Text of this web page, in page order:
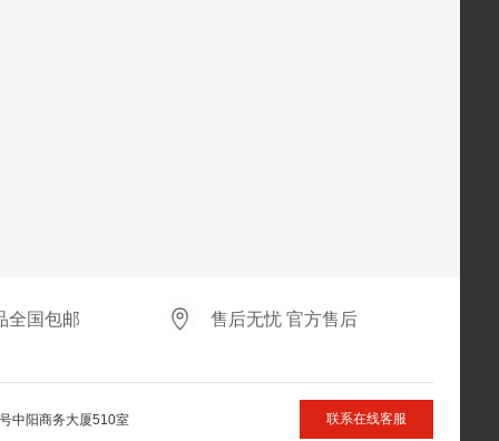
全国包邮 售后无忧 官方售后
中阳商务大厦510室 联系在线客服